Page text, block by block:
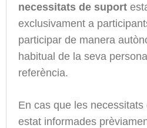
necessitats de suport
exclusivament a
participar de manera
habitual de la seva
referència.
En cas que les
estat informades